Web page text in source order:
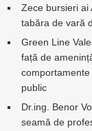
Zece bursieri ai
tabăra de vară
Green Line
față de
public
Dr.ing. Benor
seamă de